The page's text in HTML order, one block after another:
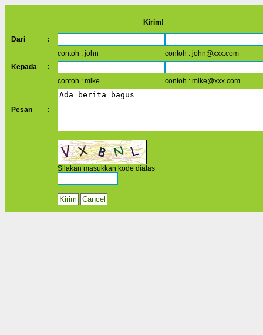
Kirim!
Dari
:
contoh : john
contoh : john@xxx.com
Kepada
:
contoh : mike
contoh : mike@xxx.com
Pesan :
Silakan masukkan kode diatas